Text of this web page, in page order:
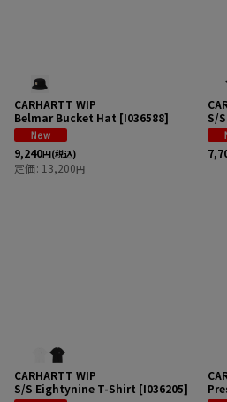
CARHARTT WIP
Belmar Bucket Hat [I036588]
9,240円(税込)
定価: 13,200円
S/
CARHARTT WIP
S/S Eightynine T-Shirt [I036205]